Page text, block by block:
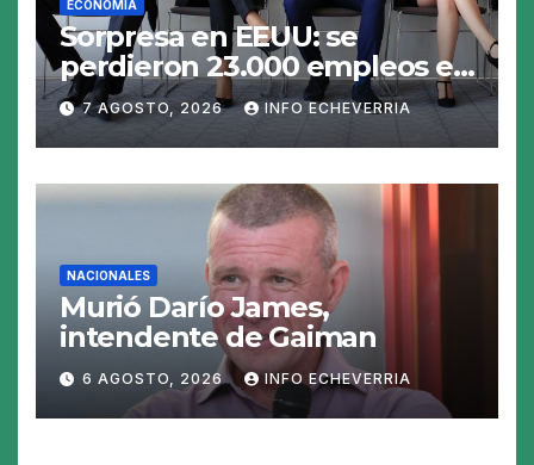
ECONOMIA
Sorpresa en EEUU: se
perdieron 23.000 empleos en
julio y el mercado recalcula
las perspectivas para las
tasas
7 AGOSTO, 2026 INFO ECHEVERRIA
NACIONALES
Murió Darío James,
intendente de Gaiman
6 AGOSTO, 2026 INFO ECHEVERRIA